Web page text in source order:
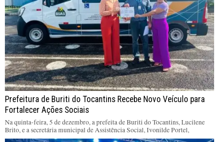
Prefeitura de Buriti do Tocantins Recebe Novo Veículo para
Fortalecer Ações Sociais
Na quinta-feira, 5 de dezembro, a prefeita de Buriti do Tocantins, Lucilene
Brito, e a secretária municipal de Assistência Social, Ivonilde Portel,